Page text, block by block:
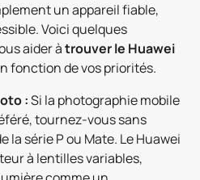
un appareil fiable,
Voici quelques
aider àtrouver le Huawei
fonction de vos priorités.
:Si la photographie mobile
tournez-vous sans
la série P ou Mate. Le Huawei
à lentilles variables,